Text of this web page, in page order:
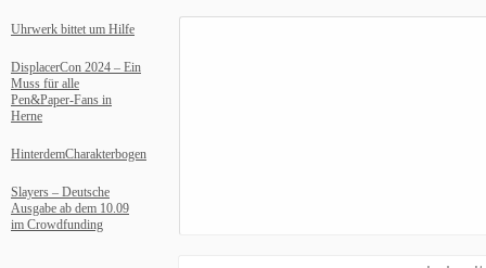
Uhrwerk bittet um Hilfe
DisplacerCon 2024 – Ein
Muss für alle
Pen&Paper-Fans in
Herne
HinterdemCharakterbogen
Slayers – Deutsche
Ausgabe ab dem 10.09
im Crowdfunding